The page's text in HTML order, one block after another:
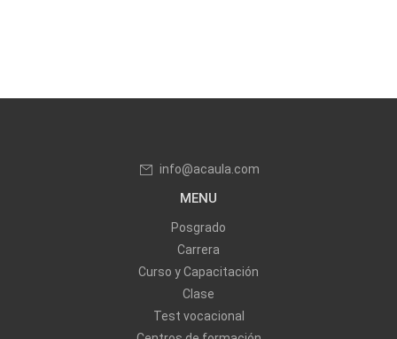
info@acaula.com
MENU
Posgrado
Carrera
Curso y Capacitación
Clase
Test vocacional